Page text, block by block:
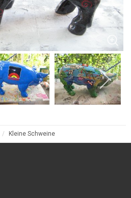
Kleine Schweine